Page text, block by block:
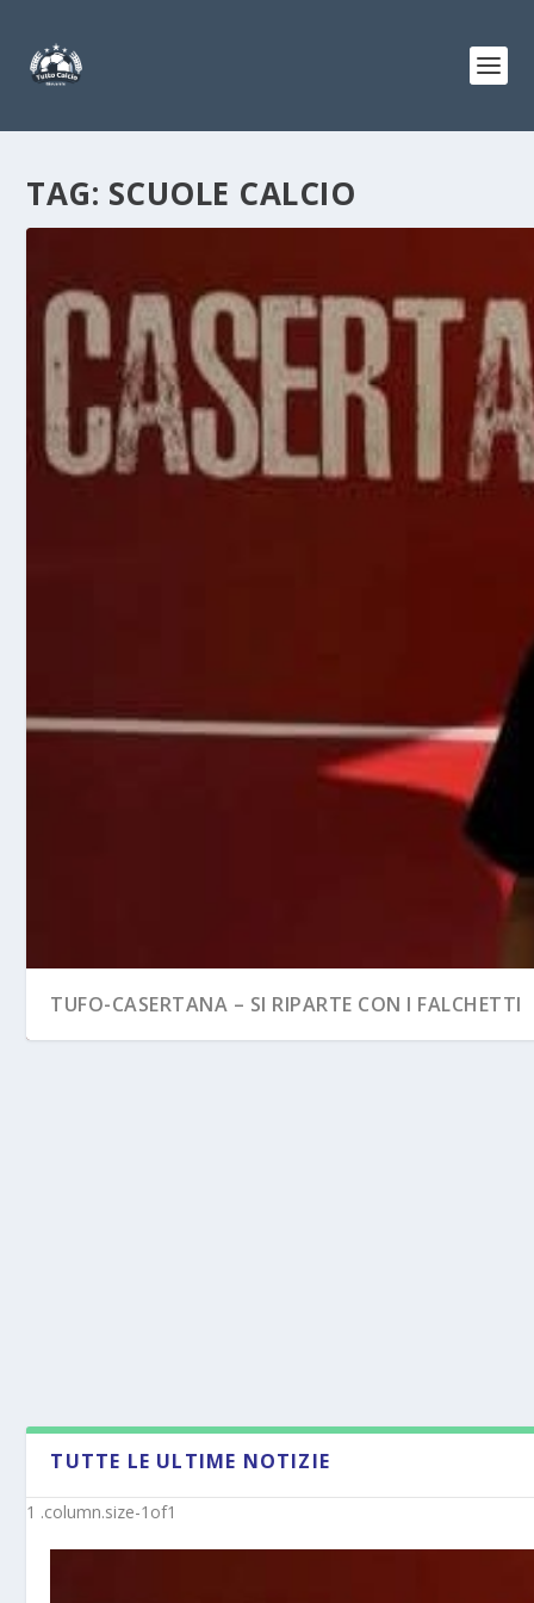
TAG: SCUOLE CALCIO
TUFO-CASERTANA – SI RIPARTE CON I FALCHETTI
TUTTE LE ULTIME NOTIZIE